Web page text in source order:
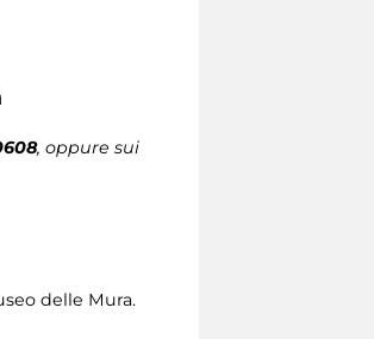
, oppure sui
delle Mura.